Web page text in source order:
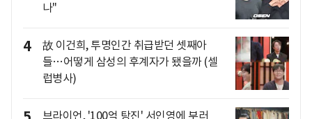
나"
4
故 이건희, 투명인간 취급받던 셋째아
들…어떻게 삼성의 후계자가 됐을까 (셀
럽병사)
브라이언, '100억 탕진' 서인영에 부러